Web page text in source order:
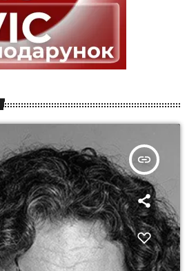
insert_link